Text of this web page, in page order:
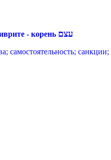
- корень עצם
санкции;